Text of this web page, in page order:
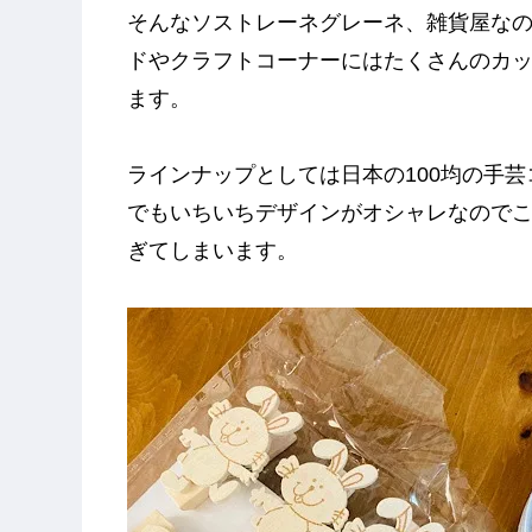
そんなソストレーネグレーネ、雑貨屋な
ドやクラフトコーナーにはたくさんのカ
ます。
ラインナップとしては日本の100均の手
でもいちいちデザインがオシャレなので
ぎてしまいます。